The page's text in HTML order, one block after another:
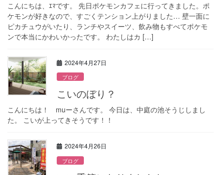
こんにちは、ｴﾏです。 先日ポケモンカフェに行ってきました。ポ
ケモンが好きなので、すごくテンション上がりました… 壁一面に
ピカチュウがいたり、ランチやスイーツ、飲み物もすべてポケモ
ンで本当にかわいかったです。 わたしはカ […]
2024年4月27日
ブログ
こいのぼり？
こんにちは！ muーさんです。 今日は、中庭の池そうじしまし
た。 こいが上ってきそうです！！
2024年4月26日
ブログ